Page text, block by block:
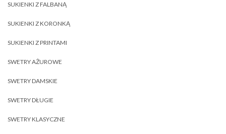
SUKIENKI Z FALBANĄ
SUKIENKI Z KORONKĄ
SUKIENKI Z PRINTAMI
SWETRY AŻUROWE
SWETRY DAMSKIE
SWETRY DŁUGIE
SWETRY KLASYCZNE